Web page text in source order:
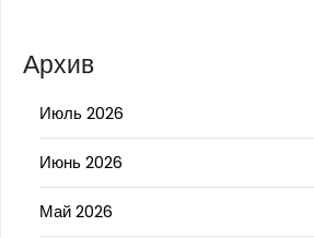
Архив
Июль 2026
Июнь 2026
Май 2026